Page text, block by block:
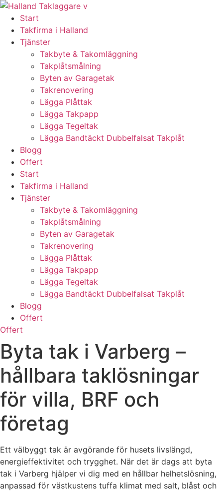
Skip
content
Start
Takfirma i Halland
Tjänster
Takbyte & Takomläggning
Takplåtsmålning
Byten av Garagetak
Takrenovering
Lägga Plåttak
Lägga Takpapp
Lägga Tegeltak
Lägga Bandtäckt Dubbelfalsat Takplåt
Blogg
Offert
Start
Takfirma i Halland
Tjänster
Takbyte & Takomläggning
Takplåtsmålning
Byten av Garagetak
Takrenovering
Lägga Plåttak
Lägga Takpapp
Lägga Tegeltak
Lägga Bandtäckt Dubbelfalsat Takplåt
Blogg
Offert
Offert
Byta tak i Varberg –
hållbara taklösningar
för villa, BRF och
företag
Ett välbyggt tak är avgörande för husets livslängd,
energieffektivitet och trygghet. När det är dags att byta
tak i Varberg hjälper vi dig med en hållbar helhetslösning,
anpassad för västkustens tuffa klimat med salt, blåst och